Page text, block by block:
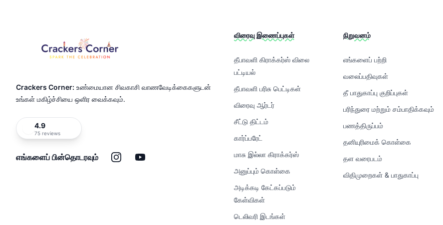
Crackers Corner: உண்மையான சிவகாசி வாணவேடிக்கைகளுடன்
உங்கள் மகிழ்ச்சியை ஒளிர வைக்கவும்.
4.9
75 reviews
எங்களைப் பின்தொடரவும் இன்ஸ்டாகிராம்
யூடியூப்
விரைவு இணைப்புகள்
தீபாவளி கிராக்கர்ஸ் விலை
பட்டியல்
தீபாவளி பரிசு பெட்டிகள்
விரைவு ஆர்டர்
சீட்டு திட்டம்
கார்ப்பரேட்
மாசு இல்லா கிராக்கர்ஸ்
அனுப்பும் கொள்கை
அடிக்கடி கேட்கப்படும்
கேள்விகள்
டெலிவரி இடங்கள்
நிறுவனம்
எங்களைப் பற்றி
வலைப்பதிவுகள்
தீ பாதுகாப்பு குறிப்புகள்
பரிந்துரை மற்றும் சம்பாதிக்கவும்
பணத்திருப்பம்
தனியுரிமைக் கொள்கை
தள வரைபடம்
விதிமுறைகள் & பாதுகாப்பு